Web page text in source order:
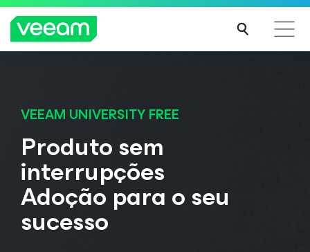
LEIA
MAIS
VEEAM UNIVERSITY FREE
Produto sem
interrupções
Adoção para o seu
sucesso